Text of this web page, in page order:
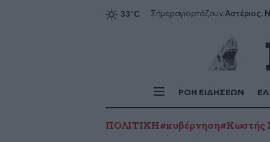
Σήμεραγιορτάζουν:Αστέριος,
ΡΟΗ ΕΙΔΗΣΕΩΝ
ΠΟΛΙΤΙΚΗ#κυβέρνηση#Κωστής